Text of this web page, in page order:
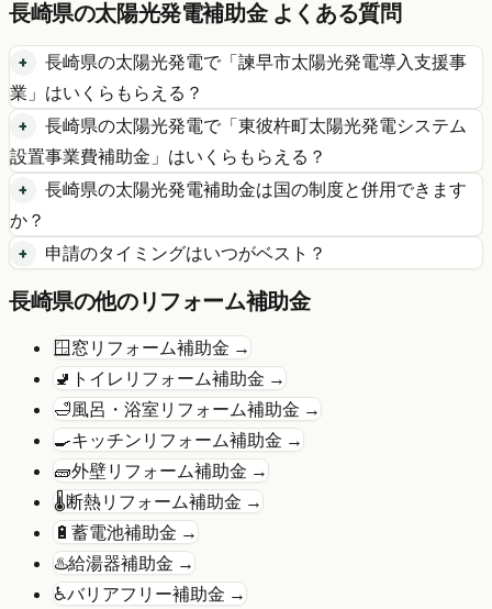
長崎県の太陽光発電補助金 よくある質問
長崎県の太陽光発電で「諫早市太陽光発電導入支援事
業 」はいくらもらえる？
長崎県の太陽光発電で「東彼杵町太陽光発電システム
設置事業費補助金 」はいくらもらえる？
長崎県の太陽光発電補助金は国の制度と併用できます
か？
申請のタイミングはいつがベスト？
長崎県の他のリフォーム補助金
🪟 窓リフォーム補助金 →
🚽 トイレリフォーム補助金 →
🛁風呂・浴室リフォーム補助金 →
🍳キッチンリフォーム補助金 →
🧱外壁リフォーム補助金 →
🌡️断熱リフォーム補助金 →
🔋 蓄電池補助金 →
♨️給湯器補助金 →
♿バリアフリー補助金 →